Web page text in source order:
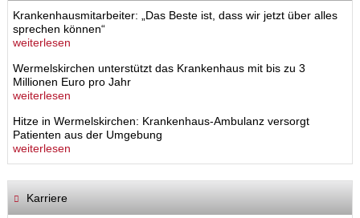
Krankenhausmitarbeiter: „Das Beste ist, dass wir jetzt über alles
sprechen können“
weiterlesen
Wermelskirchen unterstützt das Krankenhaus mit bis zu 3
Millionen Euro pro Jahr
weiterlesen
Hitze in Wermelskirchen: Krankenhaus-Ambulanz versorgt
Patienten aus der Umgebung
weiterlesen
Karriere